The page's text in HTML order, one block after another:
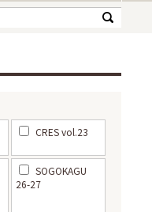
CRES vol.23
SOGOKAGU
26-27